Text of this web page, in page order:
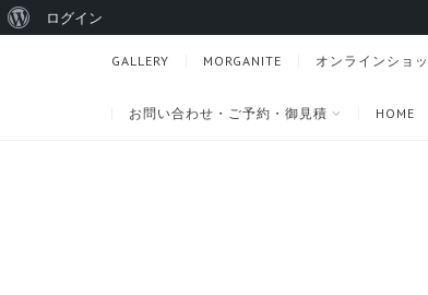
GALLERY MORGANITE オンラインショ
お問い合わせ・ご予約・御見積 HOME
WordPress
ログイン